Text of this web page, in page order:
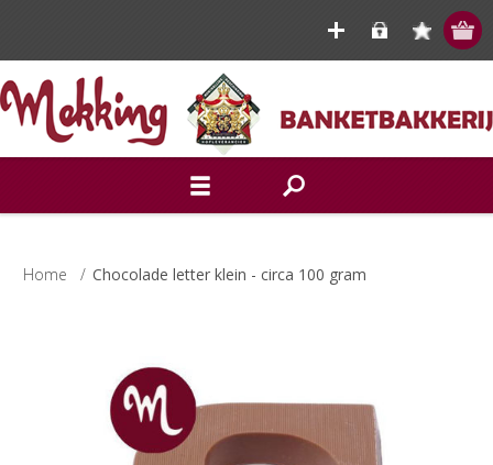
Home / Chocolade letter klein - circa 100 gram